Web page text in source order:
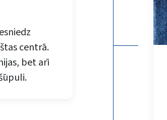
centrā.
bet arī